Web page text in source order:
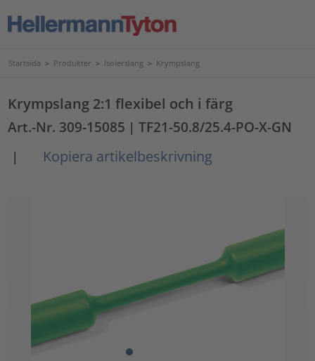
Startsida > Produkter > Isolerslang > Krympslang
Krympslang 2:1 flexibel och i färg
Art.-Nr. 309-15085 | TF21-50.8/25.4-PO-X-GN
|
Kopiera artikelbeskrivning